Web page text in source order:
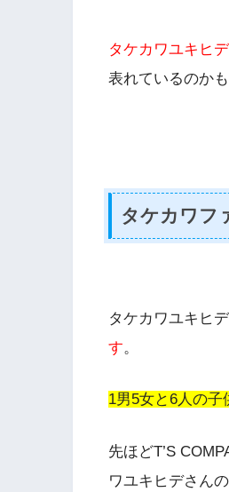
タケカワユキヒ
表れているのか
タケカワフ
タケカワユキヒ
す。
1男5女と6人の
先ほどT’S
ワユキヒデさん